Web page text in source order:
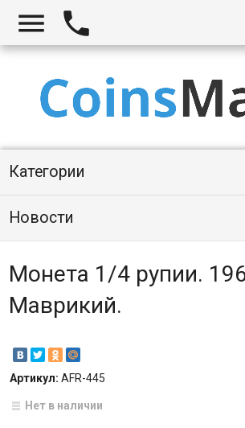
 
Категории
Новости
Монета 1/4 рупии.
Маврикий.
Артикул: AFR-445
Нет в наличии